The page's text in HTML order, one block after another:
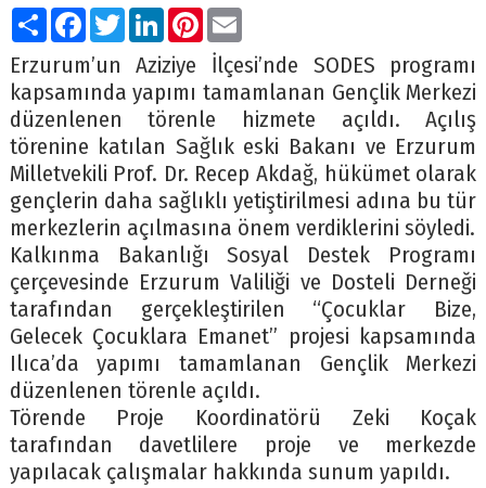
PaylaşFacebook
TwitterLinkedIn
Pinterest
Email
Erzurum’un Aziziye İlçesi’nde SODES programı
kapsamında yapımı tamamlanan Gençlik Merkezi
düzenlenen törenle hizmete açıldı. Açılış
törenine katılan Sağlık eski Bakanı ve Erzurum
Milletvekili Prof. Dr. Recep Akdağ, hükümet olarak
gençlerin daha sağlıklı yetiştirilmesi adına bu tür
merkezlerin açılmasına önem verdiklerini söyledi.
Kalkınma Bakanlığı Sosyal Destek Programı
çerçevesinde Erzurum Valiliği ve Dosteli Derneği
tarafından gerçekleştirilen “Çocuklar Bize,
Gelecek Çocuklara Emanet” projesi kapsamında
Ilıca’da yapımı tamamlanan Gençlik Merkezi
düzenlenen törenle açıldı.
Törende Proje Koordinatörü Zeki Koçak
tarafından davetlilere proje ve merkezde
yapılacak çalışmalar hakkında sunum yapıldı.